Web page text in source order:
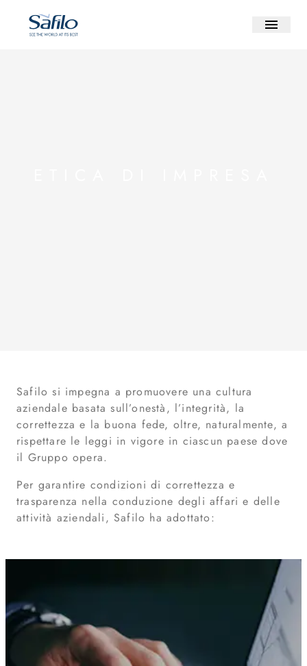
Safilo si impegna a promuovere una cultura
aziendale basata sull’onestà, l’integrità, la
correttezza e la buona fede, oltre, naturalmente, a
rispettare le leggi in vigore in ciascun paese dove
il Gruppo opera.
Per garantire condizioni di correttezza e
trasparenza nella conduzione degli affari e delle
attività aziendali, Safilo ha adottato: